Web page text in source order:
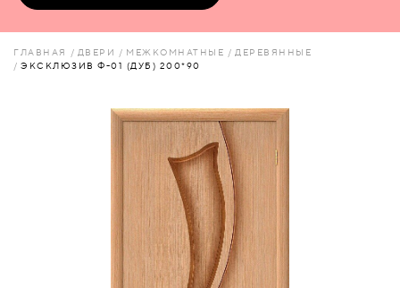
КОМПЛЕКТУЮЩИЕ
ГЛАВНАЯ ДВЕРИ МЕЖКОМНАТНЫЕ
ДЕРЕВЯННЫЕ
ЭКСКЛЮЗИВ Ф-01 (ДУБ) 200*90